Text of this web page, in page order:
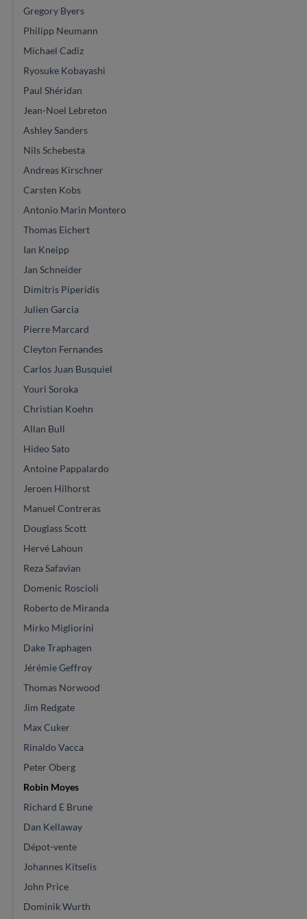
Gregory Byers
Philipp Neumann
Michael Cadiz
Ryosuke Kobayashi
Paul Shéridan
Jean-Noel Lebreton
Ashley Sanders
Nils Schebesta
Andreas Kirschner
Carsten Kobs
Antonio Marin Montero
Thomas Eichert
Ian Kneipp
Jan Schneider
Dimitris Piperidis
Julien Garcia
Pierre Marcard
Cleyton Fernandes
Carlos Juan Busquiel
Youri Soroka
Christian Koehn
Allan Bull
Hideo Sato
Antoine Pappalardo
Jeroen Hilhorst
Manuel Contreras
Douglass Scott
Hervé Lahoun
Reza Safavian
Domenic Roscioli
Roberto de Miranda
Mirko Migliorini
Dake Traphagen
Jérémie Geffroy
Thomas Norwood
Jim Redgate
Max Cuker
Rinaldo Vacca
Peter Oberg
Robin Moyes
Richard E Brune
Dan Kellaway
Dépot-vente
Johannes Kitselis
John Price
Dominik Wurth